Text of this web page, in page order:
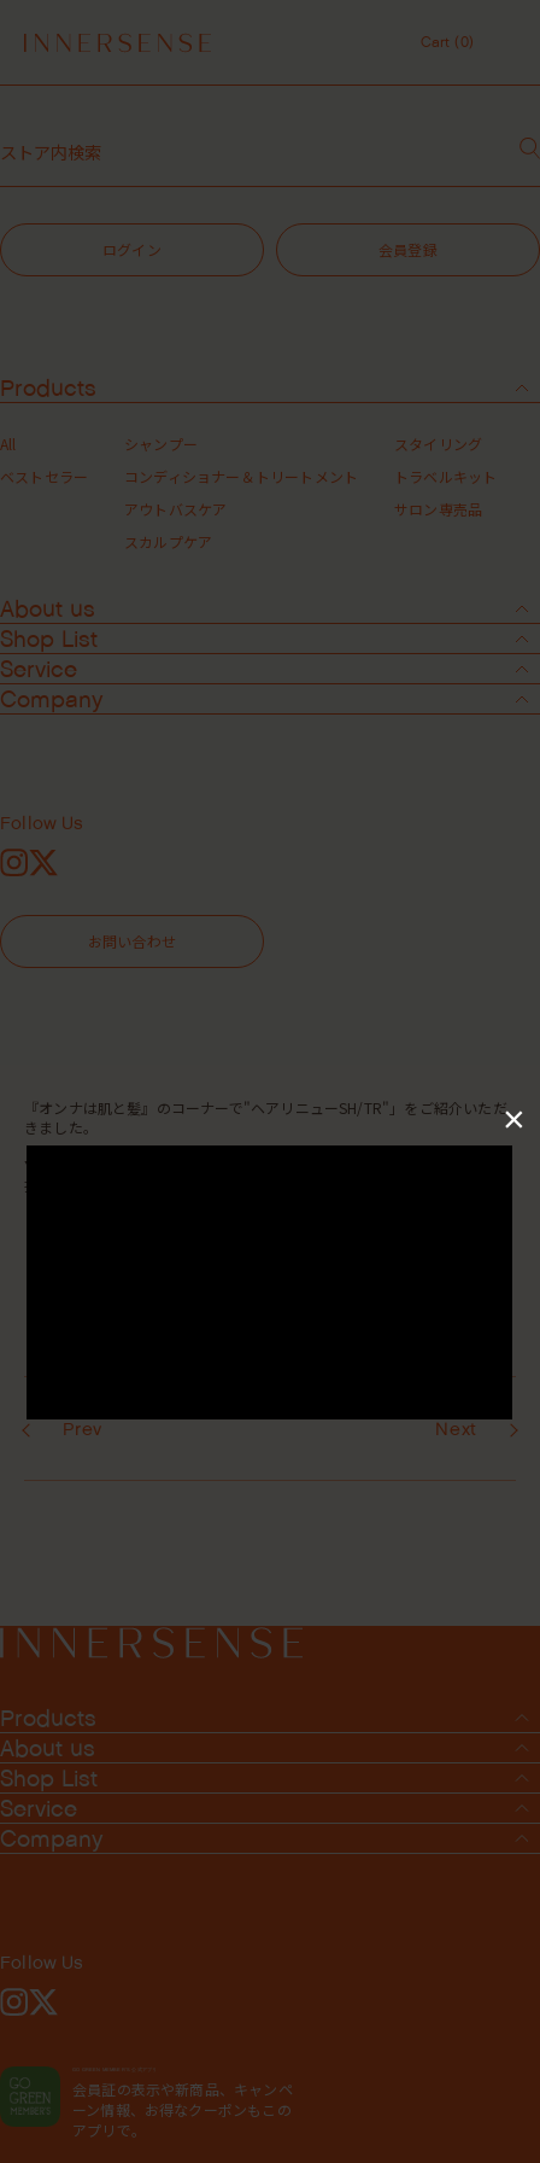
１点以上ご購入で、シャンプーコンディショナーサンプル（２種）プレ
7,700円（税込）以上ご購入で、「ピュアクラリファイングマスク
レビュー1投稿につき30ポイントプレゼント中！
令和8年熊本地震 被災地支援について
１点以上ご購入で、シャンプーコンディショナーサンプル（２種）プレ
ゼント中！
×
Cart (0)
ログイン 会員登録
Products
All
ベストセラー
シャンプー
コンディショナー＆トリートメント
アウトバスケア
スカルプケア
スタイリング
トラベルキット
サロン専売品
About us
Shop List
Service
Company
Follow Us
Instagram
お問い合わせ
Ray 8月号 掲載
『オンナは肌と髪』のコーナーで"ヘアリニューSH/TR"」をご紹介いただ
きました。
▼商品詳細はこちら
掲載アイテム :
Prev Next
Products
About us
Shop List
Service
Company
Follow Us
Instagram
GO GREEN MEMBER'S 公式アプリ
会員証の表示や新商品、キャンペ
ーン情報、お得なクーポンもこの
アプリで。